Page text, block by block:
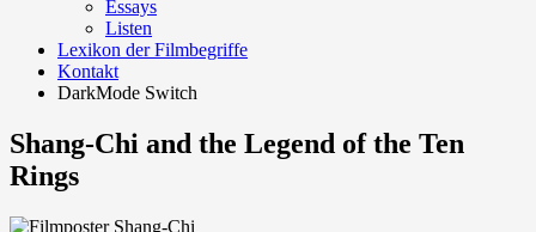
Essays
Listen
Lexikon der Filmbegriffe
Kontakt
DarkMode Switch
Shang-Chi and the Legend of the Ten
Rings